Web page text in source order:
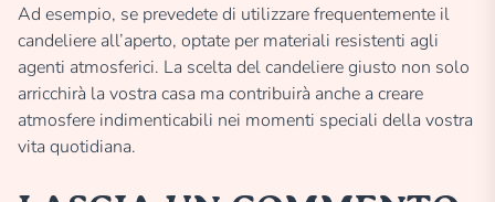
Ad esempio, se prevedete di utilizzare frequentemente il
candeliere all’aperto, optate per materiali resistenti agli
agenti atmosferici. La scelta del candeliere giusto non solo
arricchirà la vostra casa ma contribuirà anche a creare
atmosfere indimenticabili nei momenti speciali della vostra
vita quotidiana.